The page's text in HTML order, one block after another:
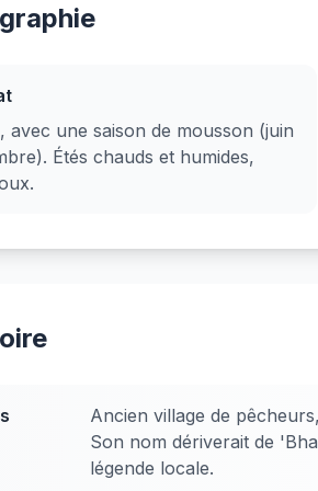
avec une saison de mousson (juin
Étés chauds et humides,
Ancien village de
Son nom dériverait de
légende locale.